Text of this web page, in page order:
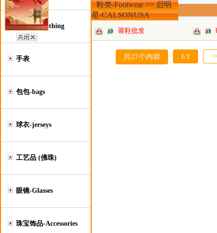
服装类-Clothing
手表
包包-bags
球衣-jerseys
工艺品 (佛珠)
眼镜-Glasses
珠宝饰品-Accessories
鞋类-Footwear >> 启明
星-CALSONUSA
莆鞋批发
共27个内容 1/1